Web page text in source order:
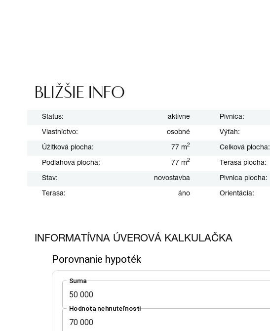
BLIŽŠIE INFO
Status: aktívne
Vlastníctvo: osobné
Úžitková plocha: 77 m2
Podlahová plocha: 77 m2
Stav: novostavba
Terasa: áno
Pivnica:
Výťah:
Celková plocha:
Terasa plocha:
Pivnica plocha:
Orientácia:
INFORMATÍVNA ÚVEROVÁ KALKULAČKA